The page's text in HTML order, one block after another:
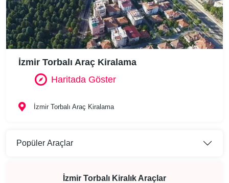
İzmir Torbalı Kiralık Araçlar
İzmir Torbalı Araç Kiralama
Haritada Göster
İzmir Torbalı Araç Kiralama
Popüler Araçlar